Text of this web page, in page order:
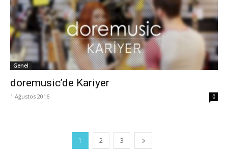
Genel
doremusic’de Kariyer
1 Ağustos 2016 0
1 2 3